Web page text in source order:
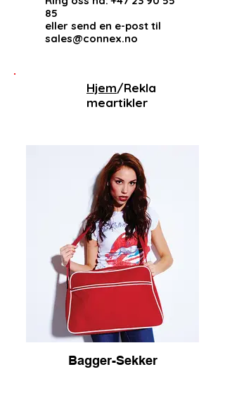
85
eller send en e-post til
sales@connex.no
Hjem/Rekla
meartikler
Bagger-Sekker